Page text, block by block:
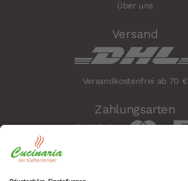
Über uns
Versand
Versandkostenfrei ab 70 €
Zahlungsarten